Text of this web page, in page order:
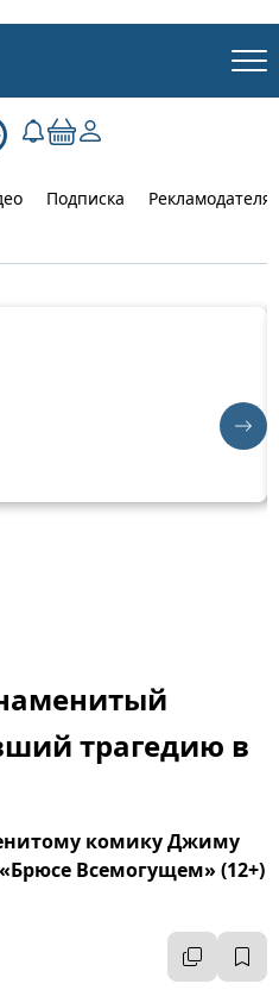
Подписка
трагедию в
комику Джиму
Всемогущем» (12+)